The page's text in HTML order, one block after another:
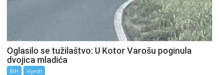
Oglasilo se tužilaštvo: U Kotor Varošu poginula
dvojica mladića
BiH Vijesti